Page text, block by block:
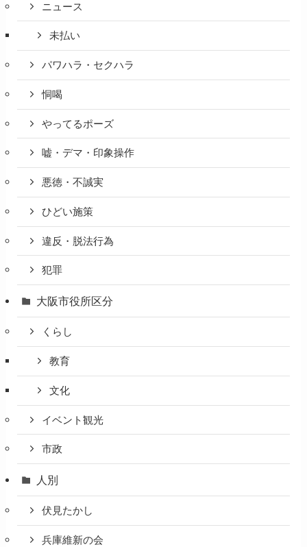
ニュース
未払い
パワハラ・セクハラ
恫喝
やってるポーズ
嘘・デマ・印象操作
悪徳・不誠実
ひどい施策
違反・脱法行為
犯罪
大阪市役所区分
くらし
教育
文化
イベント観光
市政
人別
伏見たかし
兵庫維新の会